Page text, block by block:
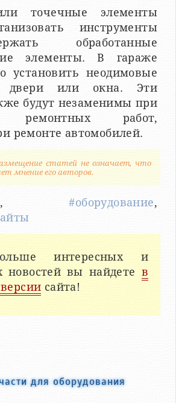
точечные элементы
инструменты
обработанные
элементы. В гараже
установить неодимовые
двери или окна. Эти
будут незаменимы при
ремонтных работ,
ремонте автомобилей.
статей не означает, что
мнение его авторов.
,#оборудование,
интересных и
новостей вы найдете в
сайта!
для оборудования